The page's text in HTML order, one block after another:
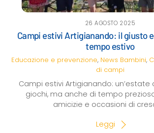
26 AGOSTO 2025
Campi estivi Artigianando: il giusto
tempo estivo
Educazione e prevenzione, News Bambini,
di campi
Campi estivi Artigianando: un’estate
giochi, ma anche di tempo
amicizie e occasioni di
Leggi